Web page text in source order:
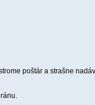
poštár a strašne